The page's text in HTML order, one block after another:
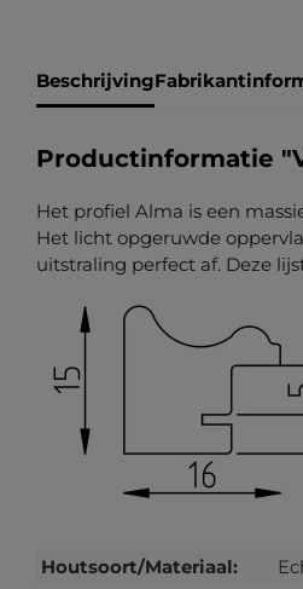
Beschrijving
Productinformatie
Het profiel Alma is een
Het licht opgeruwde
uitstraling perfect af. Deze
Houtsoort/Materiaal: